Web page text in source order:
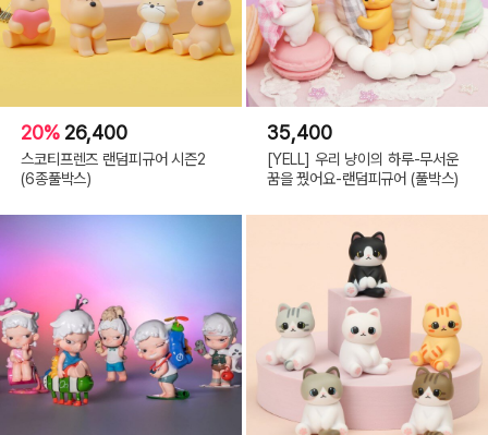
20% 26,400
스코티프렌즈 랜덤피규어 시즌2
(6종풀박스)
35,400
[YELL] 우리 냥이의 하루-무서운
꿈을 꿨어요-랜덤피규어 (풀박스)